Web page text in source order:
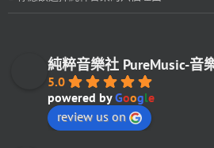
純粹音樂社 PureMusic-音
5.0
powered byGoogle
review us on